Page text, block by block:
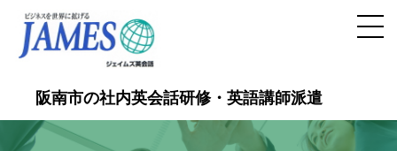
阪南市の社内英会話研修・英語講師派遣